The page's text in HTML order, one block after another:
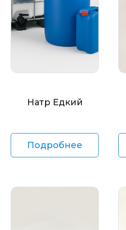
Натр Едкий
Подробнее